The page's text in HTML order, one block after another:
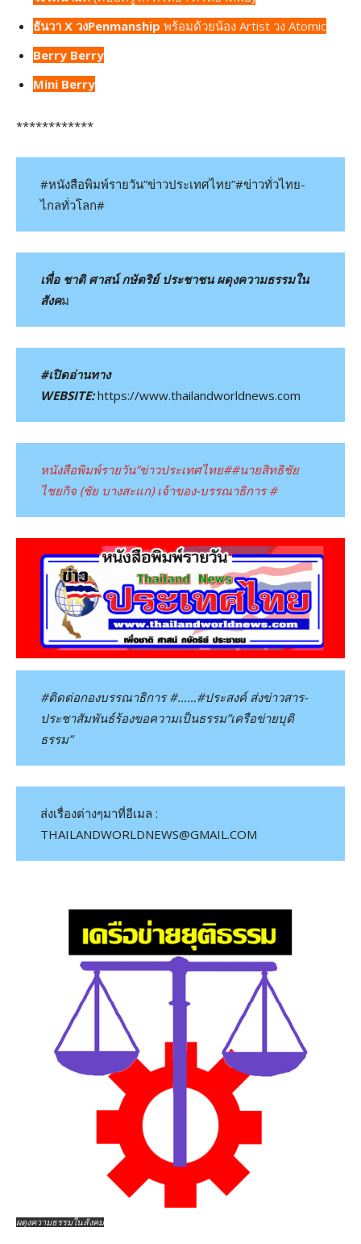
ธันวา X วงPenmanship พร้อมด้วยน้อง Artist วง Atomic
Berry Berry
Mini Berry
************
#หนังสือพิมพ์รายวัน”ข่าวประเทศไทย”#ข่าวทั่วไทย-
ไกลทั่วโลก#
เพื่อ ชาติ ศาสน์ กษัตริย์ ประชาชน ผดุงความธรรมใน
สังคม
#เปิดอ่านทาง
WEBSITE:https://www.thailandworldnews.com
หนังสือพิมพ์รายวัน”ข่าวประเทศไทย##นายสิทธิชัย
ไชยกิจ (ชัย บางสะแก) เจ้าของ-บรรณาธิการ #
#ติดต่อกองบรรณาธิการ #……#ประสงค์ ส่งข่าวสาร-
ประชาสัมพันธ์ร้องขอความเป็นธรรม”เครือข่ายบุติ
ธรรม”
ส่งเรื่องต่างๆมาที่อีเมล :
THAILANDWORLDNEWS@GMAIL.COM
ผดุงความธรรมในสังคม